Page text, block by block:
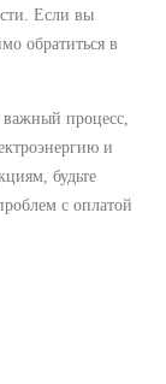
Если вы
обратиться в
важный процесс,
и
будьте
с оплатой